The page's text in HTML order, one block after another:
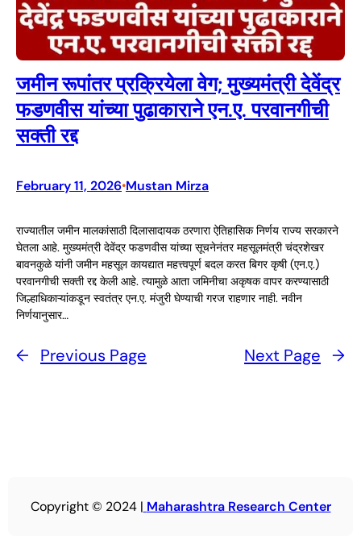
जमीन रूपांतर प्रक्रियेला वेग; मुख्यमंत्री देवेंद्र
फडणवीस यांच्या पुढाकाराने एन.ए. परवानगीची
सक्ती रद्द
February 11, 2026•Mustan Mirza
राज्यातील जमीन मालकांसाठी दिलासादायक ठरणारा ऐतिहासिक निर्णय राज्य सरकारने
घेतला आहे. मुख्यमंत्री देवेंद्र फडणवीस यांच्या सूचनेनंतर महसूलमंत्री चंद्रशेखर
बावनकुळे यांनी जमीन महसूल कायद्यात महत्त्वपूर्ण बदल करत बिगर कृषी (एन.ए.)
परवानगीची सक्ती रद्द केली आहे. त्यामुळे आता जमिनीचा अकृषक वापर करण्यासाठी
जिल्हाधिकाऱ्यांकडून स्वतंत्र एन.ए. मंजुरी घेण्याची गरज राहणार नाही. नवीन
निर्णयानुसार…
← Previous Page Next Page →
Copyright © 2024 | Maharashtra Research Center